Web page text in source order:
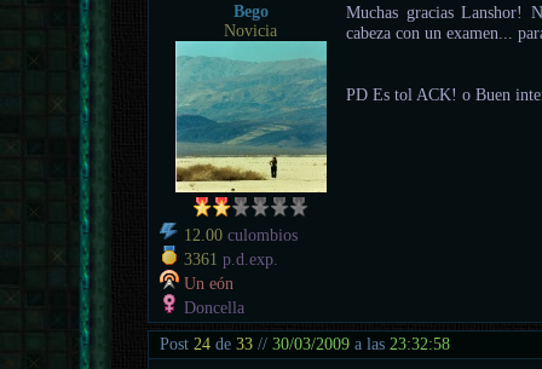
Bego
Novicia
12.00 culombios
3361 p.d.exp.
Un eón
Doncella
Muchas gracias Lanshor!
cabeza con un examen...
PD Es tol ACK! o Buen
Post24 de33 //30/03/2009 a las23:32:58